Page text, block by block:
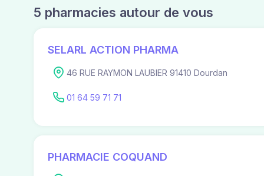
5 pharmacies autour de vous
SELARL ACTION PHARMA
46 RUE RAYMON LAUBIER 91410 Dourdan
01 64 59 71 71
PHARMACIE COQUAND